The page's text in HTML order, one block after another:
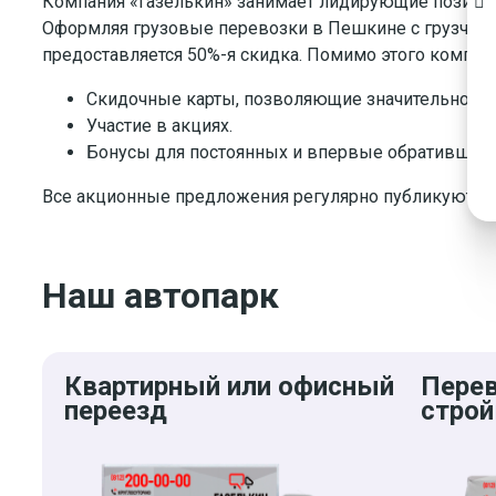
Оформляя грузовые перевозки в Пешкине с
предоставляется 50%-я скидка. Помимо этого
Скидочные карты, позволяющие значительно
Участие в акциях.
Бонусы для постоянных и впервые
Все акционные предложения регулярно
Наш автопарк
Квартирный или офисный
переезд